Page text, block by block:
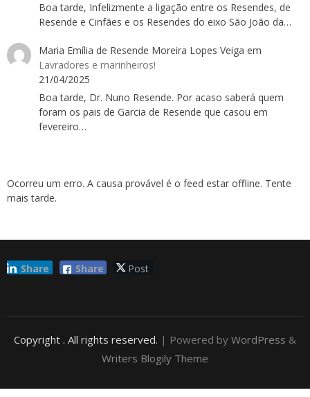
Boa tarde, Infelizmente a ligação entre os Resendes, de
Resende e Cinfães e os Resendes do eixo São João da…
Maria Emília de Resende Moreira Lopes Veiga em
Lavradores e marinheiros!
21/04/2025
Boa tarde, Dr. Nuno Resende. Por acaso saberá quem
foram os pais de Garcia de Resende que casou em
fevereiro…
Ocorreu um erro. A causa provável é o feed estar offline. Tente
mais tarde.
Share Post
Share
Copyright . All rights reserved. | Powered by WordPress &
Writers Blogily Theme